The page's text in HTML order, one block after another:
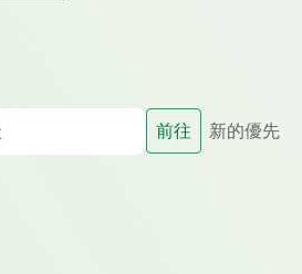
前往 新的優先